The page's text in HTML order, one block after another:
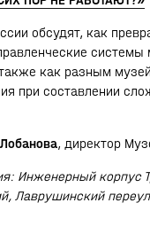
обсудят, как
системы
как разным
при составлении
, директор
Инженерный корпус
Лаврушинский